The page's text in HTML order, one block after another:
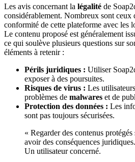
Les avis concernant la légalité de
considérablement. Nombreux sont ceux
conformité de cette plateforme avec les
Le contenu proposé est généralement
ce qui soulève plusieurs questions sur
éléments à retenir :
Périls juridiques : Utiliser
exposer à des poursuites.
Risques de virus : Les
problèmes de malwares et de
Protection des données : Les
sont pas toujours sécurisées.
« Regarder des contenus
avoir des conséquences
Un utilisateur concerné.